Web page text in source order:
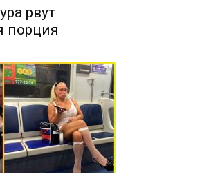
рвут
порция